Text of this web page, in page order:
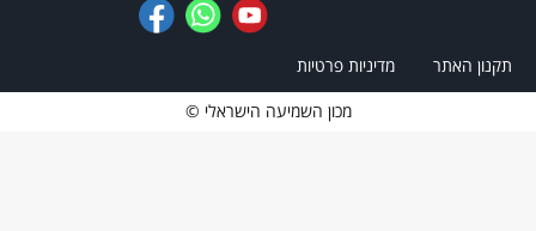
האתר מדיניות פרטיות
מכון השמיעה הישראלי ©